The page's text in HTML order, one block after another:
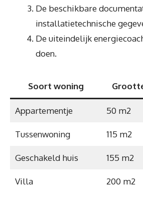
De beschikbare
installatietechnische
De uiteindelijk
doen.
Soort woning
Appartementje 50 m2
Tussenwoning 115 m2
Geschakeld huis 155 m2
Villa 200 m2